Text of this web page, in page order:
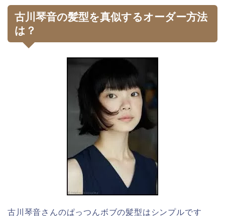
古川琴音の髪型を真似するオーダー方法
は？
古川琴音さんのぱっつんボブの髪型はシンプルです